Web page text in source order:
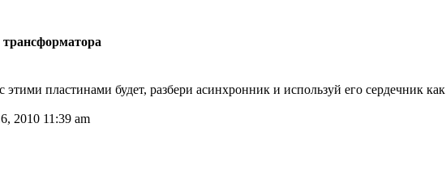
этими пластинами будет, разбери асинхронник и используй его сердечник
2010 11:39 am